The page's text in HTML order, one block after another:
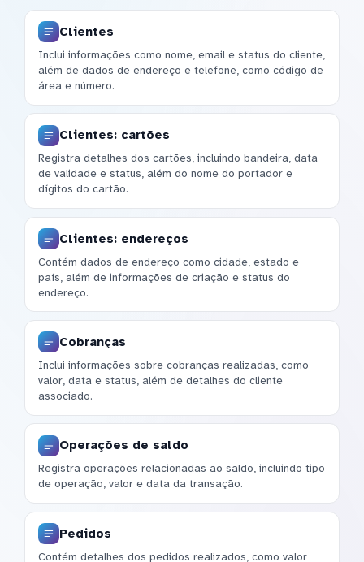
Clientes
Inclui informações como nome, email e status do cliente,
além de dados de endereço e telefone, como código de
área e número.
Clientes: cartões
Registra detalhes dos cartões, incluindo bandeira, data
de validade e status, além do nome do portador e
dígitos do cartão.
Clientes: endereços
Contém dados de endereço como cidade, estado e
país, além de informações de criação e status do
endereço.
Cobranças
Inclui informações sobre cobranças realizadas, como
valor, data e status, além de detalhes do cliente
associado.
Operações de saldo
Registra operações relacionadas ao saldo, incluindo tipo
de operação, valor e data da transação.
Pedidos
Contém detalhes dos pedidos realizados, como valor